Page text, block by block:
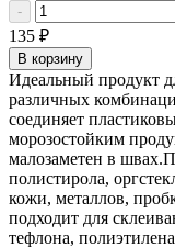
-
135 ₽
В корзину
Идеальный продукт
различных
соединяет
морозостойким
малозаметен в
полистирола,
кожи, металлов,
подходит для
тефлона,